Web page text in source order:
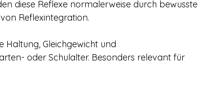
diese Reflexe normalerweise durch bewusste
Reflexintegration.
Haltung, Gleichgewicht und
oder Schulalter. Besonders relevant für